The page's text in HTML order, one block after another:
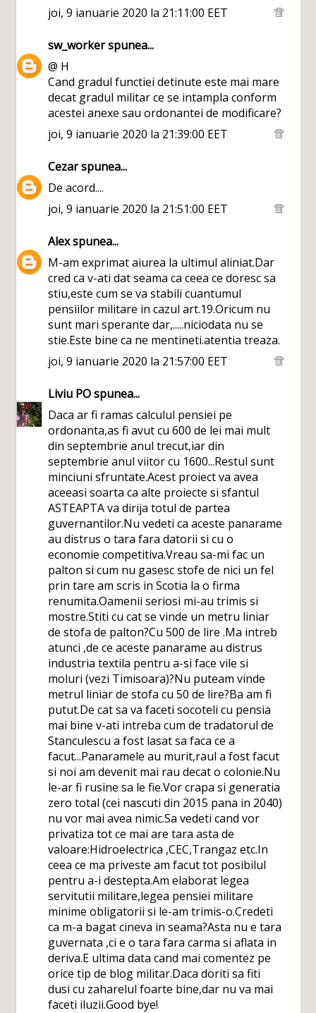
joi, 9 ianuarie 2020 la 21:11:00 EET
sw_workerspunea...
@ H
Cand gradul functiei detinute este mai mare
decat gradul militar ce se intampla conform
acestei anexe sau ordonantei de modificare?
joi, 9 ianuarie 2020 la 21:39:00 EET
Cezarspunea...
De acord....
joi, 9 ianuarie 2020 la 21:51:00 EET
Alexspunea...
M-am exprimat aiurea la ultimul aliniat.Dar
cred ca v-ati dat seama ca ceea ce doresc sa
stiu,este cum se va stabili cuantumul
pensiilor militare in cazul art.19.Oricum nu
sunt mari sperante dar,.....niciodata nu se
stie.Este bine ca ne mentineti.atentia treaza.
joi, 9 ianuarie 2020 la 21:57:00 EET
Liviu POspunea...
Daca ar fi ramas calculul pensiei pe
ordonanta,as fi avut cu 600 de lei mai mult
din septembrie anul trecut,iar din
septembrie anul viitor cu 1600...Restul sunt
minciuni sfruntate.Acest proiect va avea
aceeasi soarta ca alte proiecte si sfantul
ASTEAPTA va dirija totul de partea
guvernantilor.Nu vedeti ca aceste panarame
au distrus o tara fara datorii si cu o
economie competitiva.Vreau sa-mi fac un
palton si cum nu gasesc stofe de nici un fel
prin tare am scris in Scotia la o firma
renumita.Oamenii seriosi mi-au trimis si
mostre.Stiti cu cat se vinde un metru liniar
de stofa de palton?Cu 500 de lire .Ma intreb
atunci ,de ce aceste panarame au distrus
industria textila pentru a-si face vile si
moluri (vezi Timisoara)?Nu puteam vinde
metrul liniar de stofa cu 50 de lire?Ba am fi
putut.De cat sa va faceti socoteli cu pensia
mai bine v-ati intreba cum de tradatorul de
Stanculescu a fost lasat sa faca ce a
facut...Panaramele au murit,raul a fost facut
si noi am devenit mai rau decat o colonie.Nu
le-ar fi rusine sa le fie.Vor crapa si generatia
zero total (cei nascuti din 2015 pana in 2040)
nu vor mai avea nimic.Sa vedeti cand vor
privatiza tot ce mai are tara asta de
valoare:Hidroelectrica ,CEC,Trangaz etc.In
ceea ce ma priveste am facut tot posibilul
pentru a-i destepta.Am elaborat legea
servitutii militare,legea pensiei militare
minime obligatorii si le-am trimis-o.Credeti
ca m-a bagat cineva in seama?Asta nu e tara
guvernata ,ci e o tara fara carma si aflata in
deriva.E ultima data cand mai comentez pe
orice tip de blog militar.Daca doriti sa fiti
dusi cu zaharelul foarte bine,dar nu va mai
faceti iluzii.Good bye!